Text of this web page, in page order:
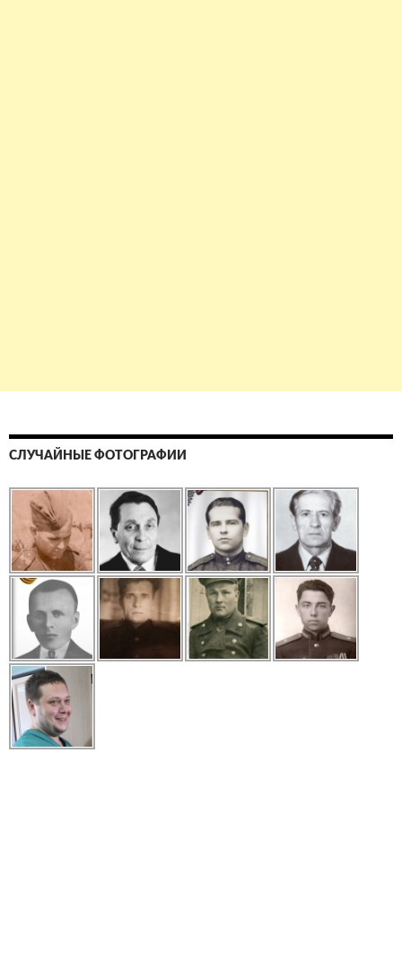
СЛУЧАЙНЫЕ ФОТОГРАФИИ